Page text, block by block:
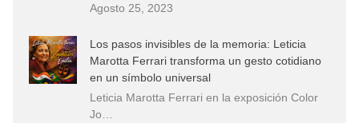
Agosto 25, 2023
Los pasos invisibles de la memoria: Leticia
Marotta Ferrari transforma un gesto cotidiano
en un símbolo universal
Leticia Marotta Ferrari en la exposición Color
Jo…